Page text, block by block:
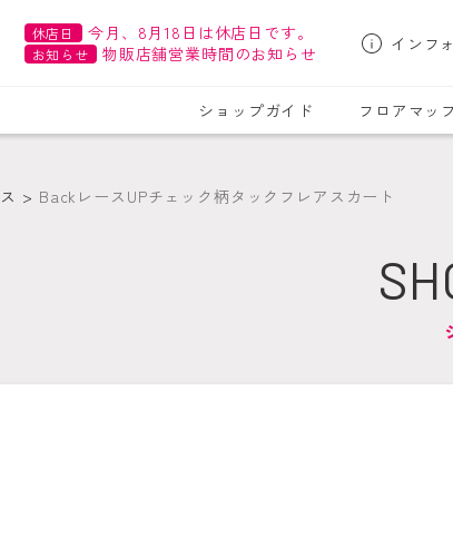
休店日 今月、8月18日は休店日です。
お知らせ 物販店舗営業時間のお知らせ インフ
ショップガイド フロアマッ
BackレースUPチェック柄タックフレアスカート